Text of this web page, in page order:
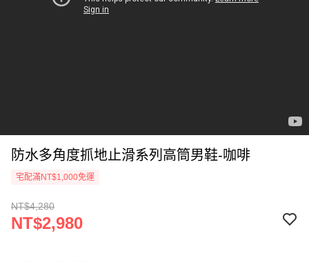
防水多角度抓地止滑系列高筒男鞋-咖啡
宅配滿NT$1,000免運
NT$4,280
NT$2,980